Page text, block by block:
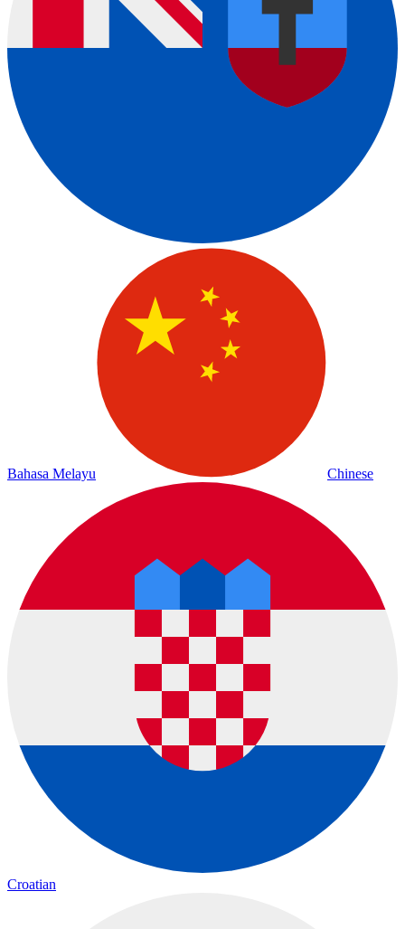
Bahasa Melayu Chinese
Croatian